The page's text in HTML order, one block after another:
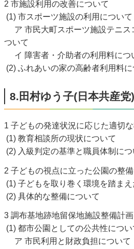
2 市施設利用の改善について
(1) 市スポーツ施設の利用について
ア 市民大町スポーツ施設テニス
ついて
イ 障害者・介助者の利用料につ
(2) ふれあいの家の高齢者利用料に
8.田村ゆう子(日本共産党
1 子どもの発達状況に応じた適切
(1) 教育相談所の現状について
(2) 入級判定の基準と職員体制につ
2 子どもの視点に立った公園の整
(1) 子どもを取り巻く環境を踏ま
(2) 具体的な整備について
3 調布基地跡地留保地施設整備計
(1) 都市公園としての公共性につい
ア 市民利用と財政負担について